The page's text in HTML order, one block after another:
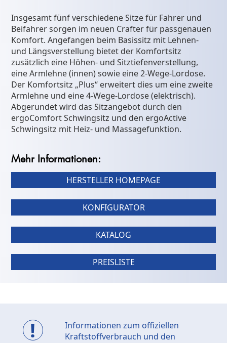
Insgesamt fünf verschiedene Sitze für Fahrer und
Beifahrer sorgen im neuen Crafter für passgenauen
Komfort. Angefangen beim Basissitz mit Lehnen-
und Längsverstellung bietet der Komfortsitz
zusätzlich eine Höhen- und Sitztiefenverstellung,
eine Armlehne (innen) sowie eine 2-Wege-Lordose.
Der Komfortsitz „Plus“ erweitert dies um eine zweite
Armlehne und eine 4-Wege-Lordose (elektrisch).
Abgerundet wird das Sitzangebot durch den
ergoComfort Schwingsitz und den ergoActive
Schwingsitz mit Heiz- und Massagefunktion.
Mehr Informationen:
HERSTELLER HOMEPAGE
KONFIGURATOR
KATALOG
PREISLISTE
Informationen zum offiziellen
Kraftstoffverbrauch und den